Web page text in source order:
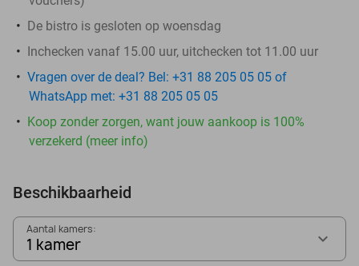
De bistro is gesloten op woensdag
Inchecken vanaf 15.00 uur, uitchecken tot 11.00 uur
Vragen over de deal? Bel: +31 88 205 05 05 of
WhatsApp met: +31 88 205 05 05
Koop zonder zorgen, want jouw aankoop is 100%
verzekerd (meer info)
Beschikbaarheid
Aantal kamers:
1 kamer